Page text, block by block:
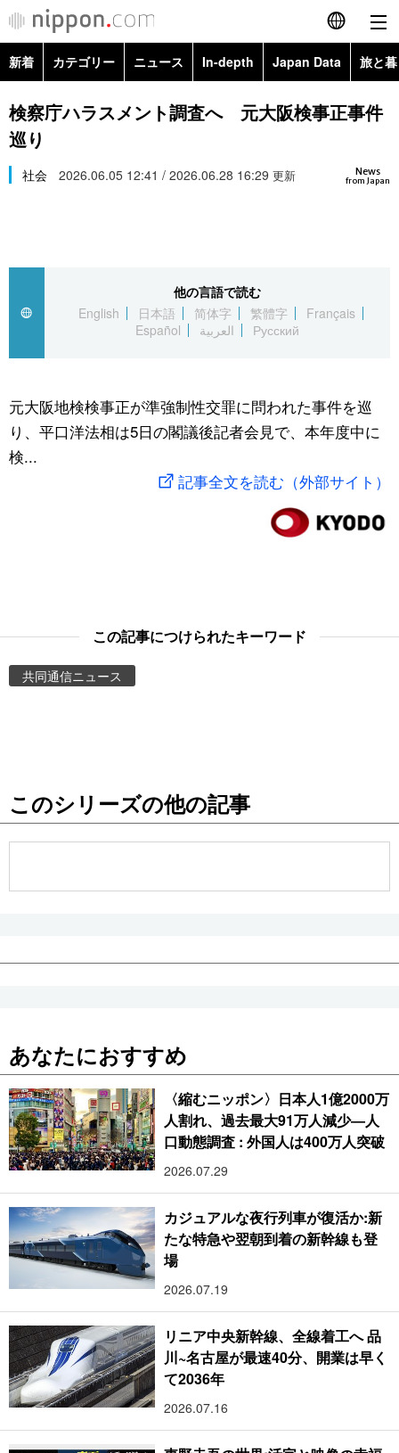
English
简体字
Русский
カテゴリー
経済・ビジネス
国際
文化
トップ
アーカイブ
In-depth
Japan Data
動画/Live
People
新着 カテゴリー ニュース In-depth Japan Data 旅と
政治・外交
経済・ビジネス
スポーツ・東京2020
Topics
検察庁ハラスメント調査へ 元大阪検事正事件
巡り
News
from Japan
社会 2026.06.05 12:41 / 2026.06.28 16:29 更新
他の言語で読む
English
日本語 简体字 繁體字
Français
Español
العربية Русский
元大阪地検検事正が準強制性交罪に問われた事件を巡
り、平口洋法相は5日の閣議後記者会見で、本年度中に
検...
記事全文を読む（外部サイト）
この記事につけられたキーワード
共同通信ニュース
このシリーズの他の記事
あなたにおすすめ
〈縮むニッポン〉日本人1億2000万
人割れ、過去最大91万人減少―人
口動態調査 : 外国人は400万人突破
2026.07.29
カジュアルな夜行列車が復活か:新
たな特急や翌朝到着の新幹線も登
場
2026.07.19
リニア中央新幹線、全線着工へ 品
川~名古屋が最速40分、開業は早く
て2036年
2026.07.16